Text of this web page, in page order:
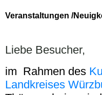
Veranstaltungen /
Liebe Besucher,
im Rahmen des
Landkreises